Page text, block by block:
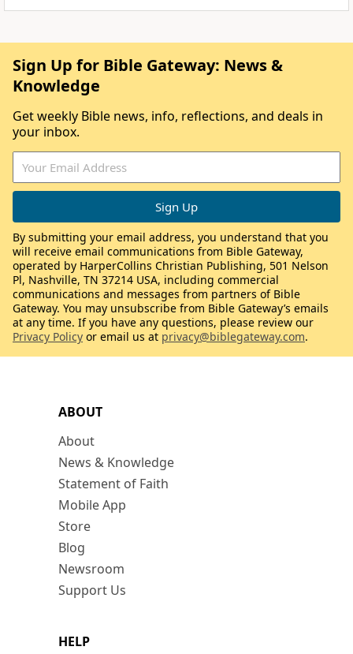
ABOUT
About
News & Knowledge
Statement of Faith
Mobile App
Store
Blog
Newsroom
Support Us
HELP
Sign Up for Bible Gateway: News &
Knowledge
Get weekly Bible news, info, reflections, and deals in
your inbox.
By submitting your email address, you understand that you
will receive email communications from Bible Gateway,
operated by HarperCollins Christian Publishing, 501 Nelson
Pl, Nashville, TN 37214 USA, including commercial
communications and messages from partners of Bible
Gateway. You may unsubscribe from Bible Gateway’s emails
at any time. If you have any questions, please review our
Privacy Policy or email us at privacy@biblegateway.com.